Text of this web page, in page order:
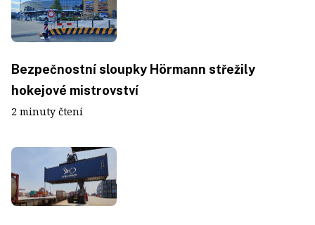
Bezpečnostní sloupky Hörmann střežily
hokejové mistrovství
2 minuty čtení